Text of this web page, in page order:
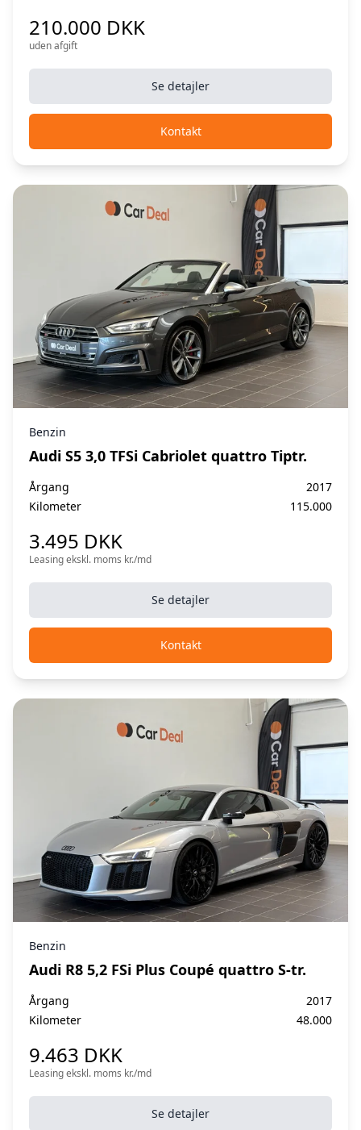
210.000 DKK
uden afgift
Se detajler
Kontakt
Benzin
Audi S5 3,0 TFSi Cabriolet quattro Tiptr.
Årgang
2017
Kilometer
115.000
3.495 DKK
Leasing ekskl. moms kr./md
Se detajler
Kontakt
Benzin
Audi R8 5,2 FSi Plus Coupé quattro S-tr.
Årgang
2017
Kilometer
48.000
9.463 DKK
Leasing ekskl. moms kr./md
Se detajler